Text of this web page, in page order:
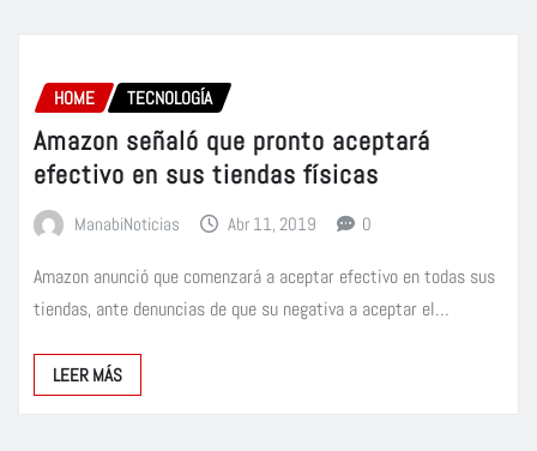
HOME TECNOLOGÍA
Amazon señaló que pronto aceptará
efectivo en sus tiendas físicas
ManabiNoticias Abr 11, 2019 0
Amazon anunció que comenzará a aceptar efectivo en todas sus
tiendas, ante denuncias de que su negativa a aceptar el…
LEER MÁS